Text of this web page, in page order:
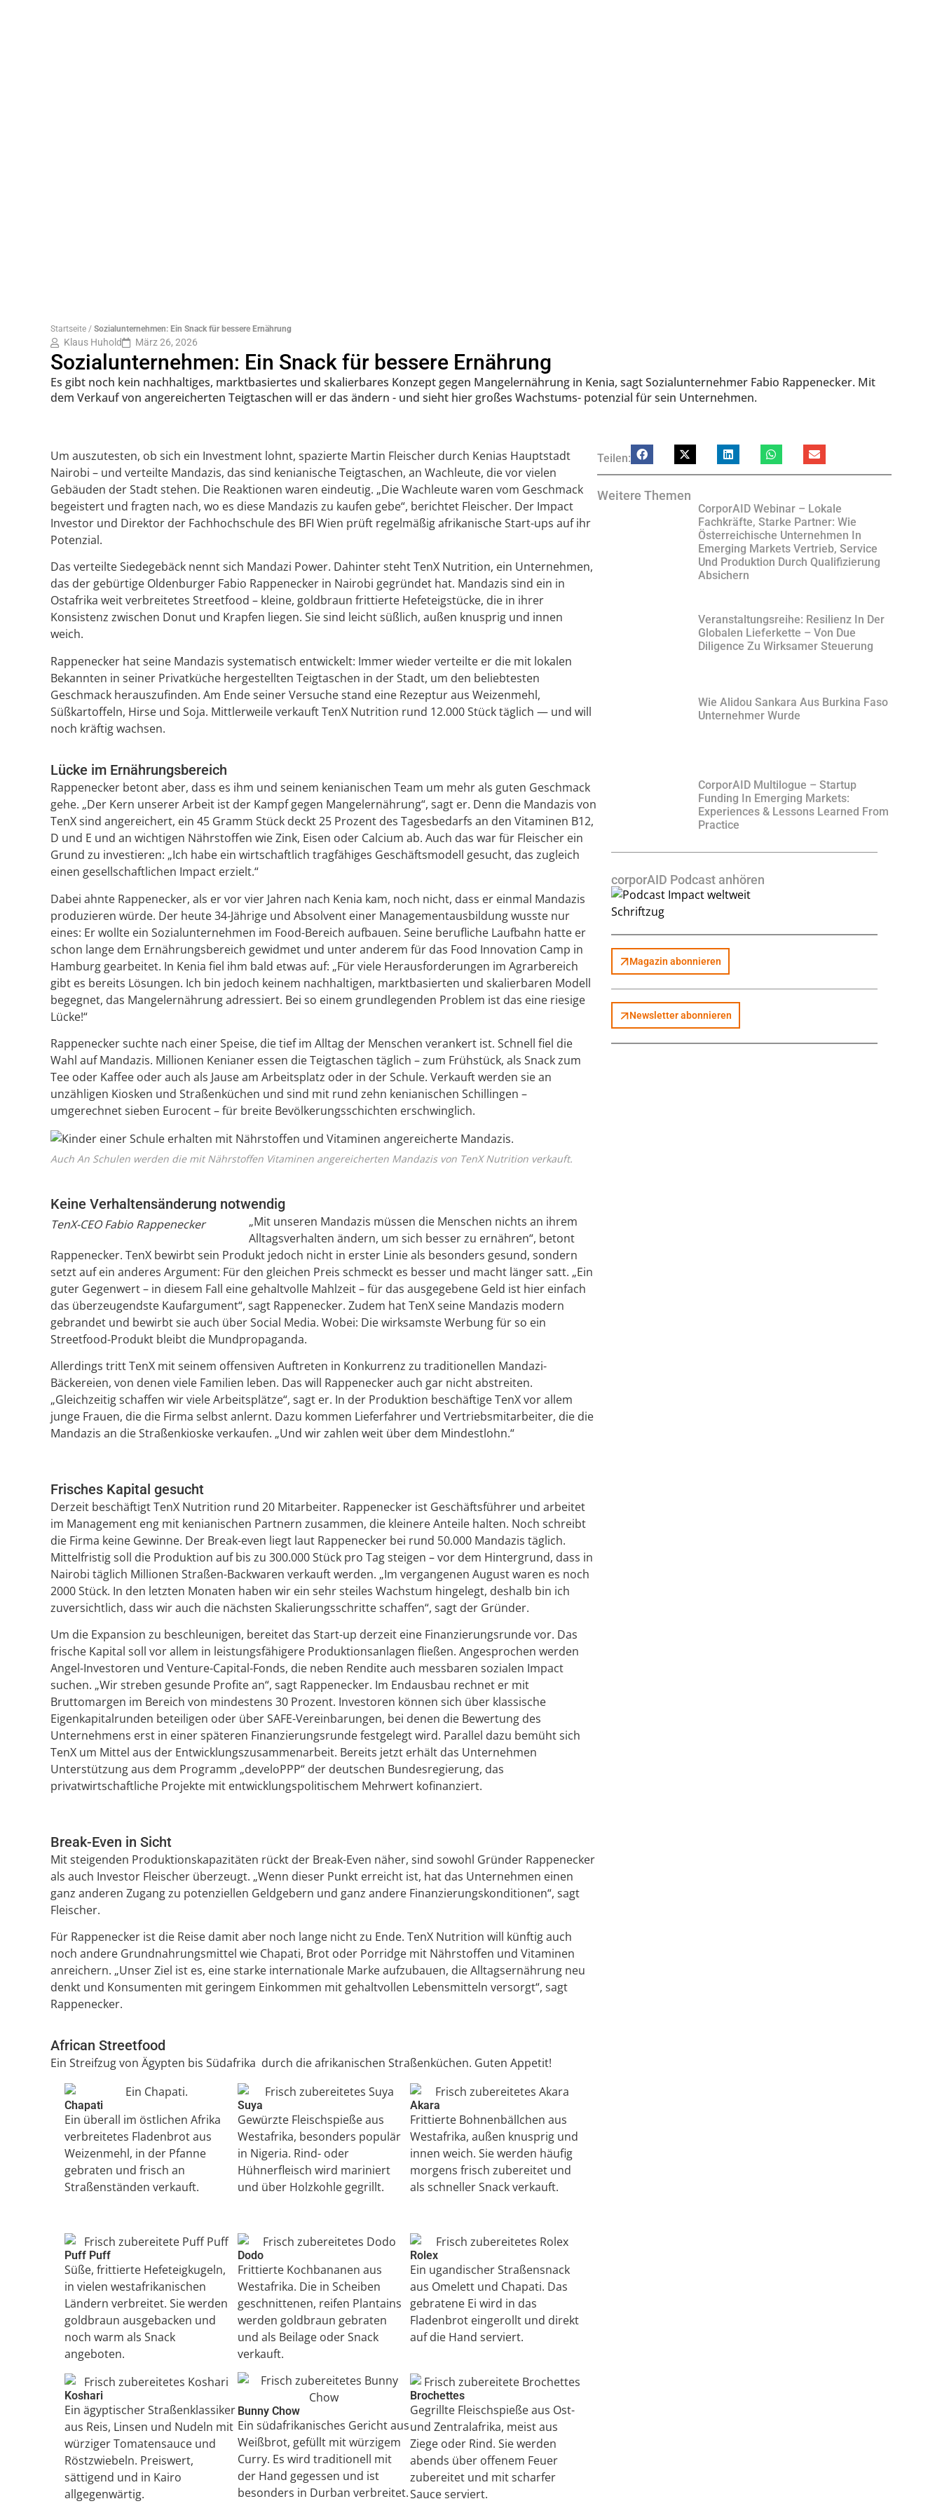
Startseite / Sozialunternehmen: Ein Snack für bessere Ernährung
Klaus Huhold März 26, 2026
Sozialunternehmen: Ein Snack für bessere Ernährung
Es gibt noch kein nachhaltiges, marktbasiertes und skalierbares Konzept gegen Mangelernährung in Kenia, sagt Sozialunternehmer Fabio Rappenecker. Mit
dem Verkauf von angereicherten Teigtaschen will er das ändern - und sieht hier großes Wachstums- potenzial für sein Unternehmen.
Um auszutesten, ob sich ein Investment lohnt, spazierte Martin Fleischer durch Kenias Hauptstadt
Nairobi – und verteilte Mandazis, das sind kenianische Teigtaschen, an Wachleute, die vor vielen
Gebäuden der Stadt stehen. Die Reaktionen waren eindeutig. „Die Wachleute waren vom Geschmack
begeistert und fragten nach, wo es diese Mandazis zu kaufen gebe“, berichtet Fleischer. Der Impact
Investor und Direktor der Fachhochschule des BFI Wien prüft regelmäßig afrikanische Start-ups auf ihr
Potenzial.
Das verteilte Siedegebäck nennt sich Mandazi Power. Dahinter steht TenX Nutrition, ein Unternehmen,
das der gebürtige Oldenburger Fabio Rappenecker in Nairobi gegründet hat. Mandazis sind ein in
Ostafrika weit verbreitetes Streetfood – kleine, goldbraun frittierte Hefeteigstücke, die in ihrer
Konsistenz zwischen Donut und Krapfen liegen. Sie sind leicht süßlich, außen knusprig und innen
weich.
Rappenecker hat seine Mandazis systematisch entwickelt: Immer wieder verteilte er die mit lokalen
Bekannten in seiner Privatküche hergestellten Teigtaschen in der Stadt, um den beliebtesten
Geschmack herauszufinden. Am Ende seiner Versuche stand eine Rezeptur aus Weizenmehl,
Süßkartoffeln, Hirse und Soja. Mittlerweile verkauft TenX Nutrition rund 12.000 Stück täglich — und will
noch kräftig wachsen.
Lücke im Ernährungsbereich
Rappenecker betont aber, dass es ihm und seinem kenianischen Team um mehr als guten Geschmack
gehe. „Der Kern unserer Arbeit ist der Kampf gegen Mangelernährung“, sagt er. Denn die Mandazis von
TenX sind angereichert, ein 45 Gramm Stück deckt 25 Prozent des Tagesbedarfs an den Vitaminen B12,
D und E und an wichtigen Nährstoffen wie Zink, Eisen oder Calcium ab. Auch das war für Fleischer ein
Grund zu investieren: „Ich habe ein wirtschaftlich tragfähiges Geschäftsmodell gesucht, das zugleich
einen gesellschaftlichen Impact erzielt.“
Dabei ahnte Rappenecker, als er vor vier Jahren nach Kenia kam, noch nicht, dass er einmal Mandazis
produzieren würde. Der heute 34-Jährige und Absolvent einer Managementausbildung wusste nur
eines: Er wollte ein Sozialunternehmen im Food-Bereich aufbauen. Seine berufliche Laufbahn hatte er
schon lange dem Ernährungsbereich gewidmet und unter anderem für das Food Innovation Camp in
Hamburg gearbeitet. In Kenia fiel ihm bald etwas auf: „Für viele Herausforderungen im Agrarbereich
gibt es bereits Lösungen. Ich bin jedoch keinem nachhaltigen, marktbasierten und skalierbaren Modell
begegnet, das Mangelernährung adressiert. Bei so einem grundlegenden Problem ist das eine riesige
Lücke!“
Rappenecker suchte nach einer Speise, die tief im Alltag der Menschen verankert ist. Schnell fiel die
Wahl auf Mandazis. Millionen Kenianer essen die Teigtaschen täglich – zum Frühstück, als Snack zum
Tee oder Kaffee oder auch als Jause am Arbeitsplatz oder in der Schule. Verkauft werden sie an
unzähligen Kiosken und Straßenküchen und sind mit rund zehn kenianischen Schillingen –
umgerechnet sieben Eurocent – für breite Bevölkerungsschichten erschwinglich.
Auch An Schulen werden die mit Nährstoffen Vitaminen angereicherten Mandazis von TenX Nutrition verkauft.
Keine Verhaltensänderung notwendig
TenX-CEO Fabio Rappenecker
„Mit unseren Mandazis müssen die Menschen nichts an ihrem
Alltagsverhalten ändern, um sich besser zu ernähren“, betont
Rappenecker. TenX bewirbt sein Produkt jedoch nicht in erster Linie als besonders gesund, sondern
setzt auf ein anderes Argument: Für den gleichen Preis schmeckt es besser und macht länger satt. „Ein
guter Gegenwert – in diesem Fall eine gehaltvolle Mahlzeit – für das ausgegebene Geld ist hier einfach
das überzeugendste Kaufargument“, sagt Rappenecker. Zudem hat TenX seine Mandazis modern
gebrandet und bewirbt sie auch über Social Media. Wobei: Die wirksamste Werbung für so ein
Streetfood-Produkt bleibt die Mundpropaganda.
Allerdings tritt TenX mit seinem offensiven Auftreten in Konkurrenz zu traditionellen Mandazi-
Bäckereien, von denen viele Familien leben. Das will Rappenecker auch gar nicht abstreiten.
„Gleichzeitig schaffen wir viele Arbeitsplätze“, sagt er. In der Produktion beschäftige TenX vor allem
junge Frauen, die die Firma selbst anlernt. Dazu kommen Lieferfahrer und Vertriebsmitarbeiter, die die
Mandazis an die Straßenkioske verkaufen. „Und wir zahlen weit über dem Mindestlohn.“
Frisches Kapital gesucht
Derzeit beschäftigt TenX Nutrition rund 20 Mitarbeiter. Rappenecker ist Geschäftsführer und arbeitet
im Management eng mit kenianischen Partnern zusammen, die kleinere Anteile halten. Noch schreibt
die Firma keine Gewinne. Der Break-even liegt laut Rappenecker bei rund 50.000 Mandazis täglich.
Mittelfristig soll die Produktion auf bis zu 300.000 Stück pro Tag steigen – vor dem Hintergrund, dass in
Nairobi täglich Millionen Straßen-Backwaren verkauft werden. „Im vergangenen August waren es noch
2000 Stück. In den letzten Monaten haben wir ein sehr steiles Wachstum hingelegt, deshalb bin ich
zuversichtlich, dass wir auch die nächsten Skalierungsschritte schaffen“, sagt der Gründer.
Um die Expansion zu beschleunigen, bereitet das Start-up derzeit eine Finanzierungsrunde vor. Das
frische Kapital soll vor allem in leistungsfähigere Produktionsanlagen fließen. Angesprochen werden
Angel-Investoren und Venture-Capital-Fonds, die neben Rendite auch messbaren sozialen Impact
suchen. „Wir streben gesunde Profite an“, sagt Rappenecker. Im Endausbau rechnet er mit
Bruttomargen im Bereich von mindestens 30 Prozent. Investoren können sich über klassische
Eigenkapitalrunden beteiligen oder über SAFE-Vereinbarungen, bei denen die Bewertung des
Unternehmens erst in einer späteren Finanzierungsrunde festgelegt wird. Parallel dazu bemüht sich
TenX um Mittel aus der Entwicklungszusammenarbeit. Bereits jetzt erhält das Unternehmen
Unterstützung aus dem Programm „develoPPP“ der deutschen Bundesregierung, das
privatwirtschaftliche Projekte mit entwicklungspolitischem Mehrwert kofinanziert.
Break-Even in Sicht
Mit steigenden Produktionskapazitäten rückt der Break-Even näher, sind sowohl Gründer Rappenecker
als auch Investor Fleischer überzeugt. „Wenn dieser Punkt erreicht ist, hat das Unternehmen einen
ganz anderen Zugang zu potenziellen Geldgebern und ganz andere Finanzierungskonditionen“, sagt
Fleischer.
Für Rappenecker ist die Reise damit aber noch lange nicht zu Ende. TenX Nutrition will künftig auch
noch andere Grundnahrungsmittel wie Chapati, Brot oder Porridge mit Nährstoffen und Vitaminen
anreichern. „Unser Ziel ist es, eine starke internationale Marke aufzubauen, die Alltagsernährung neu
denkt und Konsumenten mit geringem Einkommen mit gehaltvollen Lebensmitteln versorgt“, sagt
Rappenecker.
African Streetfood
Ein Streifzug von Ägypten bis Südafrika durch die afrikanischen Straßenküchen. Guten Appetit!
Chapati
Ein überall im östlichen Afrika
verbreitetes Fladenbrot aus
Weizenmehl, in der Pfanne
gebraten und frisch an
Straßenständen verkauft.
Suya
Gewürzte Fleischspieße aus
Westafrika, besonders populär
in Nigeria. Rind- oder
Hühnerfleisch wird mariniert
und über Holzkohle gegrillt.
Akara
Frittierte Bohnenbällchen aus
Westafrika, außen knusprig und
innen weich. Sie werden häufig
morgens frisch zubereitet und
als schneller Snack verkauft.
Puff Puff
Süße, frittierte Hefeteigkugeln,
in vielen westafrikanischen
Ländern verbreitet. Sie werden
goldbraun ausgebacken und
noch warm als Snack
angeboten.
Dodo
Frittierte Kochbananen aus
Westafrika. Die in Scheiben
geschnittenen, reifen Plantains
werden goldbraun gebraten
und als Beilage oder Snack
verkauft.
Rolex
Ein ugandischer Straßensnack
aus Omelett und Chapati. Das
gebratene Ei wird in das
Fladenbrot eingerollt und direkt
auf die Hand serviert.
Koshari
Ein ägyptischer Straßenklassiker
aus Reis, Linsen und Nudeln mit
würziger Tomatensauce und
Röstzwiebeln. Preiswert,
sättigend und in Kairo
allgegenwärtig.
Bunny Chow
Ein südafrikanisches Gericht aus
Weißbrot, gefüllt mit würzigem
Curry. Es wird traditionell mit
der Hand gegessen und ist
besonders in Durban verbreitet.
Brochettes
Gegrillte Fleischspieße aus Ost-
und Zentralafrika, meist aus
Ziege oder Rind. Sie werden
abends über offenem Feuer
zubereitet und mit scharfer
Sauce serviert.
Teilen:
Weitere Themen
CorporAID Webinar – Lokale
Fachkräfte, Starke Partner: Wie
Österreichische Unternehmen In
Emerging Markets Vertrieb, Service
Und Produktion Durch Qualifizierung
Absichern
Veranstaltungsreihe: Resilienz In Der
Globalen Lieferkette – Von Due
Diligence Zu Wirksamer Steuerung
Wie Alidou Sankara Aus Burkina Faso
Unternehmer Wurde
CorporAID Multilogue – Startup
Funding In Emerging Markets:
Experiences & Lessons Learned From
Practice
corporAID Podcast anhören
Magazin abonnieren
Newsletter abonnieren